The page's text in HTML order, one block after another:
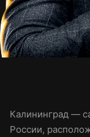
Калининград —
России,